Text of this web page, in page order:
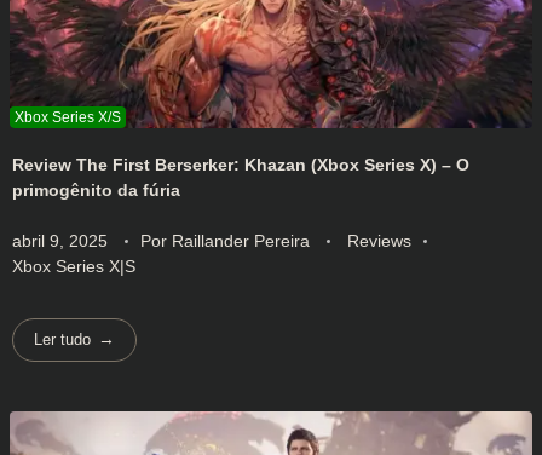
Review The First Berserker: Khazan (Xbox Series X) – O
primogênito da fúria
abril 9, 2025 Por Raillander Pereira
Reviews
Xbox Series X|S
Ler tudo